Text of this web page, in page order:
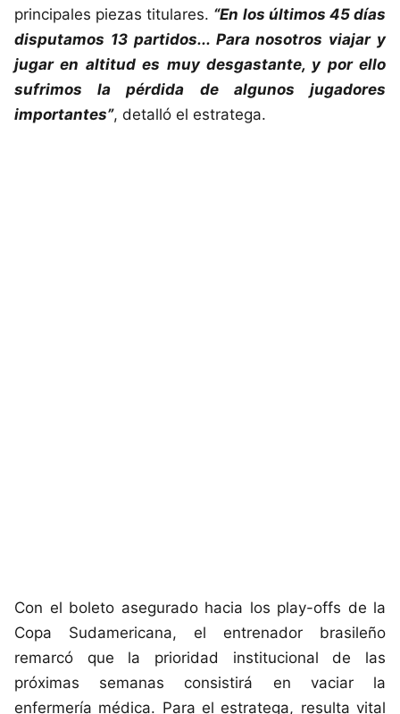
principales piezas titulares. “En los últimos 45 días
disputamos 13 partidos... Para nosotros viajar y
jugar en altitud es muy desgastante, y por ello
sufrimos la pérdida de algunos jugadores
importantes”, detalló el estratega.
Con el boleto asegurado hacia los play-offs de la
Copa Sudamericana, el entrenador brasileño
remarcó que la prioridad institucional de las
próximas semanas consistirá en vaciar la
enfermería médica. Para el estratega, resulta vital